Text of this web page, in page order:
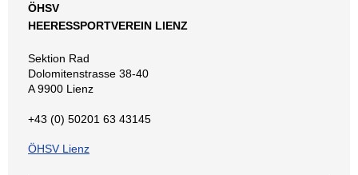
ÖHSV
HEERESSPORTVEREIN LIENZ
Sektion Rad
Dolomitenstrasse 38-40
A 9900 Lienz
+43 (0) 50201 63 43145
ÖHSV Lienz